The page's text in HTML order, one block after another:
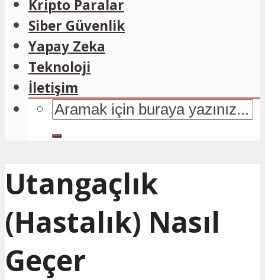
Kripto Paralar
Siber Güvenlik
Yapay Zeka
Teknoloji
İletişim
Utangaçlık
(Hastalık) Nasıl
Geçer